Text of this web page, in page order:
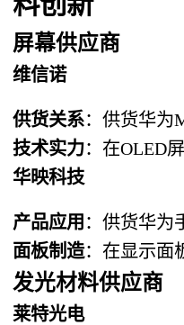
屏幕供应商
维信诺
供货关系：供货华为
技术实力：在OLED
华映科技
产品应用 ：供货华为
面板制造：在显示面
发光材料供应商
莱特光电